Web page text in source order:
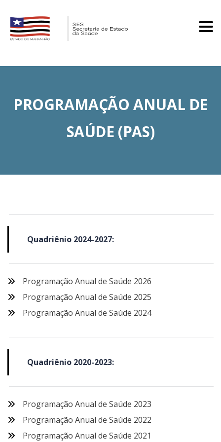
PROGRAMAÇÃO ANUAL DE
SAÚDE (PAS)
Quadriênio 2024-2027:
Programação Anual de Saúde 2026
Programação Anual de Saúde 2025
Programação Anual de Saúde 2024
Quadriênio 2020-2023:
Programação Anual de Saúde 2023
Programação Anual de Saúde 2022
Programação Anual de Saúde 2021